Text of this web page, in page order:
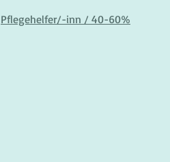
Pflegehelfer/-inn / 40-60%